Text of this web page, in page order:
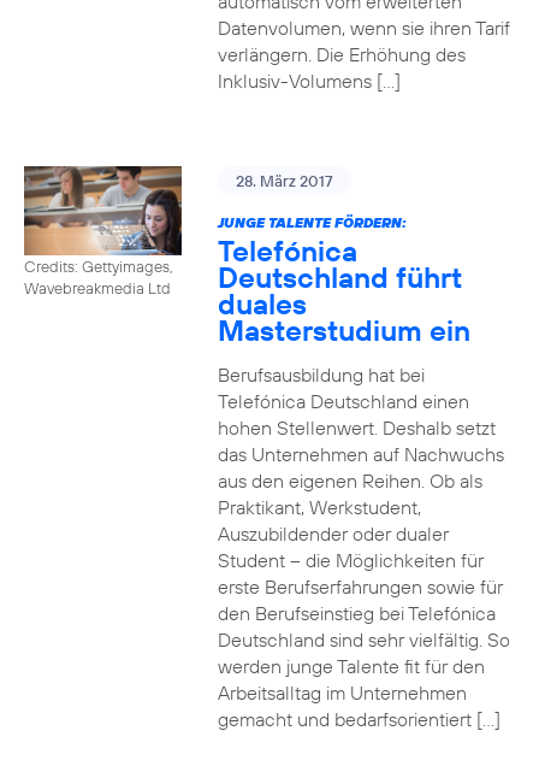
Datenvolumen, wenn sie ihren Tarif
verlängern. Die Erhöhung des
Inklusiv-Volumens […]
Credits: Gettyimages,
Wavebreakmedia Ltd
28. März 2017
JUNGE TALENTE FÖRDERN:
Telefónica
Deutschland führt
duales
Masterstudium ein
Berufsausbildung hat bei
Telefónica Deutschland einen
hohen Stellenwert. Deshalb setzt
das Unternehmen auf Nachwuchs
aus den eigenen Reihen. Ob als
Praktikant, Werkstudent,
Auszubildender oder dualer
Student – die Möglichkeiten für
erste Berufserfahrungen sowie für
den Berufseinstieg bei Telefónica
Deutschland sind sehr vielfältig. So
werden junge Talente fit für den
Arbeitsalltag im Unternehmen
gemacht und bedarfsorientiert […]